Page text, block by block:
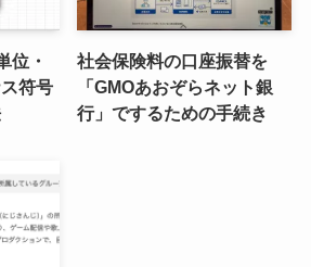
位・
符号
社会保険料の口座振替を
「GMOあおぞらネット銀
行」でするための手続き